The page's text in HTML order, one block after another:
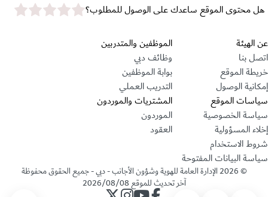
هل محتوى الموقع ساعدك على الوصول للمطلوب؟star rating
قسم التذييل
عن الهيئة
اتصل بنا
خريطة الموقع
إمكانية الوصول
الموظفين والمتدربين
وظائف دبي
بوابة الموظفين
التدريب العملي
سياسات الموقع
سياسة الخصوصية
إخلاء المسؤولية
شروط الاستخدام
سياسة البيانات المفتوحة
المشتريات والموردون
الموردون
العقود
©
2026الإدارة العامة للهوية وشؤون الأجانب - دبي - جميع الحقوق محفوظة
آخر تحديث للموقع2026/08/08